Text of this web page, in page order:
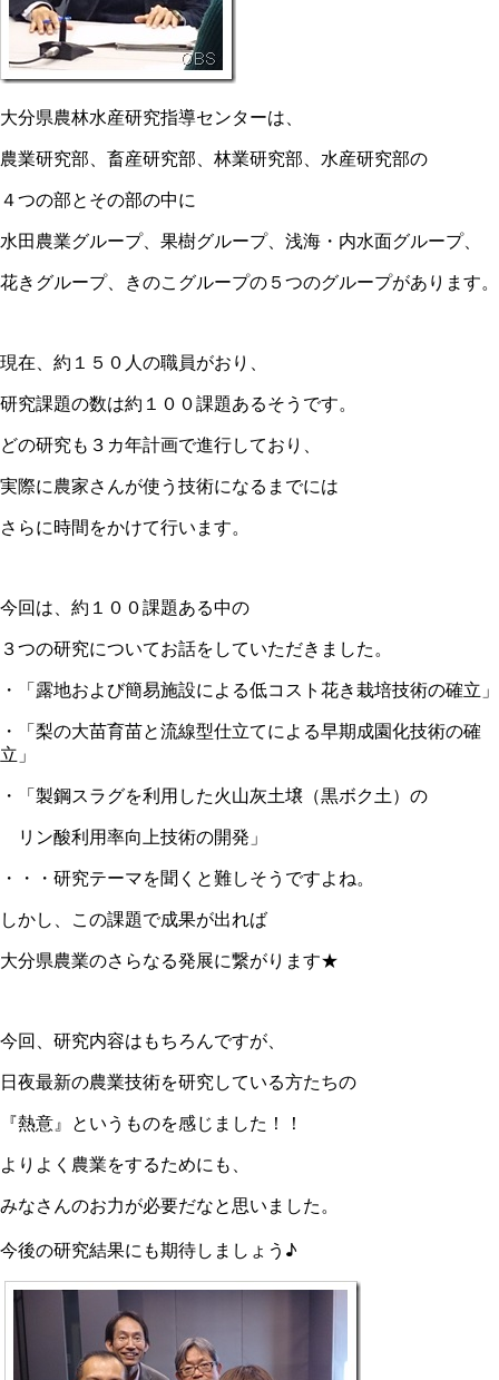
大分県農林水産研究指導センターは、
農業研究部、畜産研究部、林業研究部、水産研究部の
４つの部とその部の中に
水田農業グループ、果樹グループ、浅海・内水面グループ、
花きグループ、きのこグループの５つのグループがあります。
現在、約１５０人の職員がおり、
研究課題の数は約１００課題あるそうです。
どの研究も３カ年計画で進行しており、
実際に農家さんが使う技術になるまでには
さらに時間をかけて行います。
今回は、約１００課題ある中の
３つの研究についてお話をしていただきました。
・「露地および簡易施設による低コスト花き栽培技術の確立」
・「梨の大苗育苗と流線型仕立てによる早期成園化技術の確
立」
・「製鋼スラグを利用した火山灰土壌（黒ボク土）の
リン酸利用率向上技術の開発」
・・・研究テーマを聞くと難しそうですよね。
しかし、この課題で成果が出れば
大分県農業のさらなる発展に繋がります★
今回、研究内容はもちろんですが、
日夜最新の農業技術を研究している方たちの
『熱意』というものを感じました！！
よりよく農業をするためにも、
みなさんのお力が必要だなと思いました。
今後の研究結果にも期待しましょう♪